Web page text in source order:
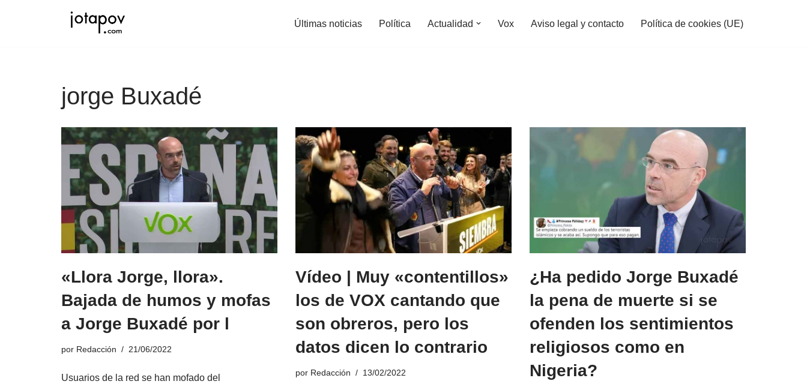
Últimas noticias Política Actualidad Vox Aviso legal y contacto Política de cookies (UE)
jorge Buxadé
«Llora Jorge, llora».
Bajada de humos y mofas
a Jorge Buxadé por l
por Redacción 21/06/2022
Usuarios de la red se han mofado del
Vídeo | Muy «contentillos»
los de VOX cantando que
son obreros, pero los
datos dicen lo contrario
por Redacción 13/02/2022
¿Ha pedido Jorge Buxadé
la pena de muerte si se
ofenden los sentimientos
religiosos como en
Nigeria?